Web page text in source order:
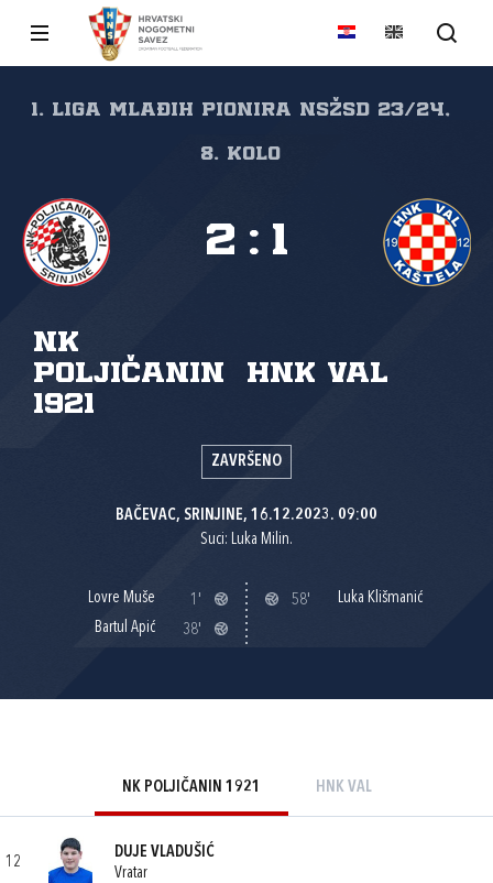
1. liga mlađih pionira NSŽSD 23/24,
8. kolo
NK
Poljičanin
1921
HNK Val
2 : 1
ZAVRŠENO
BAČEVAC, SRINJINE, 16.12.2023. 09:00
Suci: Luka Milin.
Lovre Muše
1'
Bartul Apić
38'
58' Luka Klišmanić
NK POLJIČANIN 1921 HNK VAL
12
DUJE VLADUŠIĆ
Vratar